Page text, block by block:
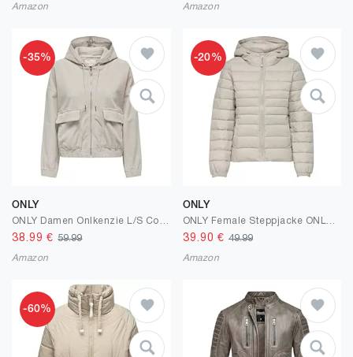
Amazon Amazon
-35%
ONLY
38.99 €59.99
Amazon
-20%
ONLY
39.90 € 49.99
Amazon
-60%